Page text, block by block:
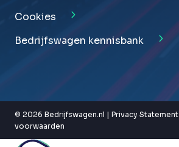
Cookies
Bedrijfswagen kennisbank
© 2026 Bedrijfswagen.nl | Privacy Statement
voorwaarden